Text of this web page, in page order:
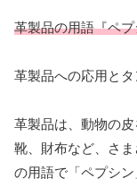
革製品の用語『ペ
革製品への応用と
革製品は、動物の
靴、財布など、さ
の用語で「ペプシ